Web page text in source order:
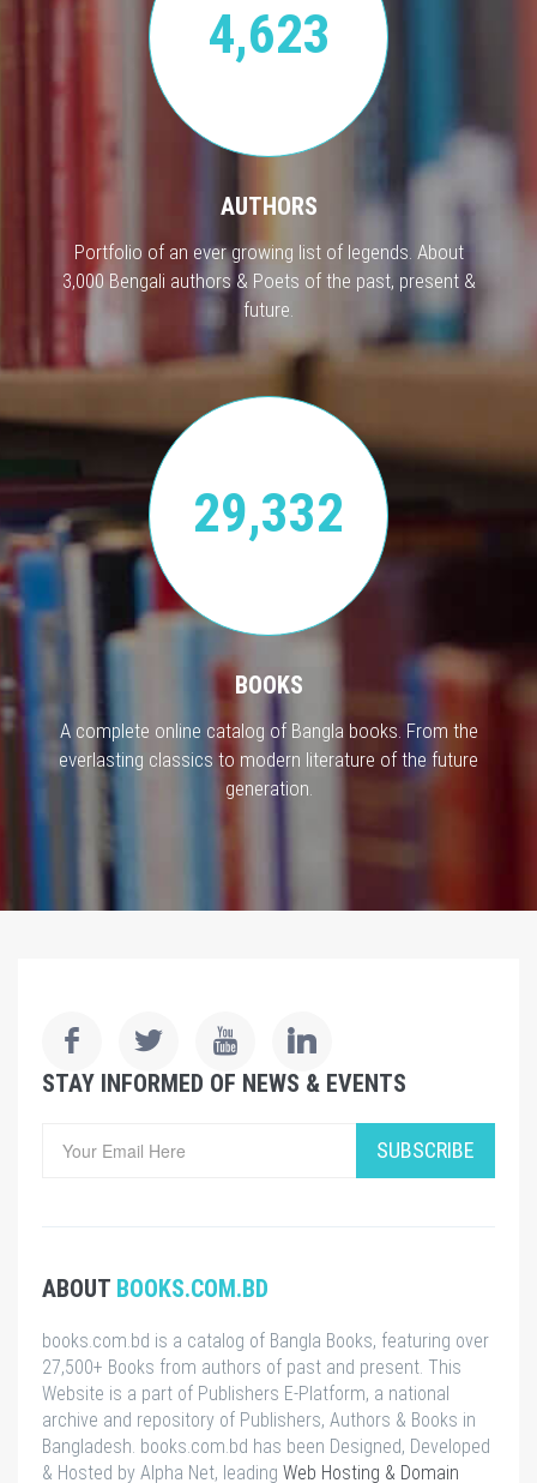
4,623
AUTHORS
Portfolio of an ever growing list of legends. About
3,000 Bengali authors & Poets of the past, present &
future.
29,332
BOOKS
A complete online catalog of Bangla books. From the
everlasting classics to modern literature of the future
generation.
STAY INFORMED OF NEWS & EVENTS
SUBSCRIBE
ABOUT BOOKS.COM.BD
books.com.bd is a catalog of Bangla Books, featuring over
27,500+ Books from authors of past and present. This
Website is a part of Publishers E-Platform, a national
archive and repository of Publishers, Authors & Books in
Bangladesh. books.com.bd has been Designed, Developed
& Hosted by Alpha Net, leading Web Hosting & Domain